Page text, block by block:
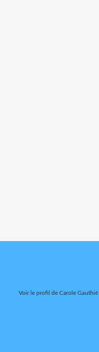
Voir le profil de Carole Gauthié